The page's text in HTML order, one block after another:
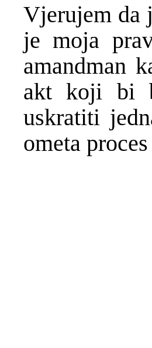
Vjerujem da
je moja
amandman
akt koji bi
uskratiti
ometa